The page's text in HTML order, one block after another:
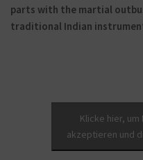
parts with the martial
traditional Indian
Klicke hier,
akzeptieren und